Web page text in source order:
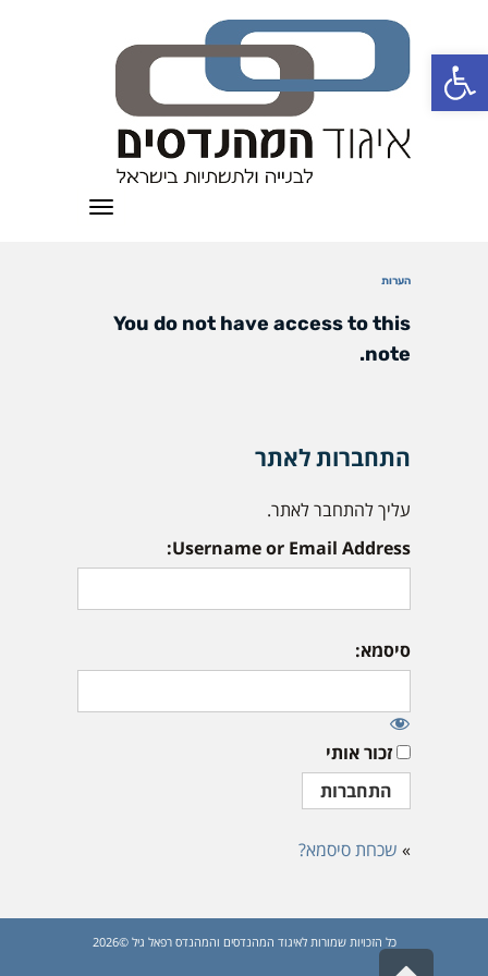
פתח סרגל נגישות
תפריט
הערות
You do not have access to this
note.
התחברות לאתר
עליך להתחבר לאתר.
Username or Email Address:
סיסמא:
זכור אותי
» שכחת סיסמא?
כל הזכויות שמורות לאיגוד המהנדסים והמהנדס רפאל גיל ©2026